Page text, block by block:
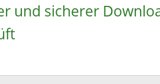
und sicherer